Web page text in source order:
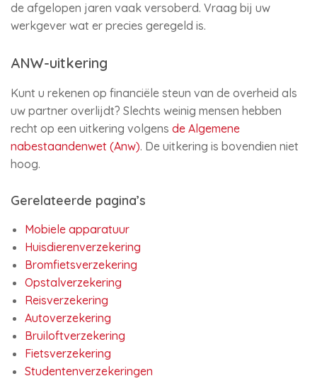
de afgelopen jaren vaak versoberd. Vraag bij uw
werkgever wat er precies geregeld is.
ANW-uitkering
Kunt u rekenen op financiële steun van de overheid als
uw partner overlijdt? Slechts weinig mensen hebben
recht op een uitkering volgens de Algemene
nabestaandenwet (Anw). De uitkering is bovendien niet
hoog.
Gerelateerde pagina’s
Mobiele apparatuur
Huisdierenverzekering
Bromfietsverzekering
Opstalverzekering
Reisverzekering
Autoverzekering
Bruiloftverzekering
Fietsverzekering
Studentenverzekeringen